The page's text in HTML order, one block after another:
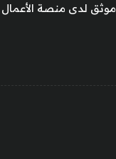
موثق لدى منصة الأعمال